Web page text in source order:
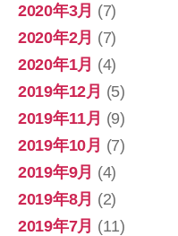
2020年3月 (7)
2020年2月 (7)
2020年1月 (4)
2019年12月 (5)
2019年11月 (9)
2019年10月 (7)
2019年9月 (4)
2019年8月 (2)
2019年7月 (11)